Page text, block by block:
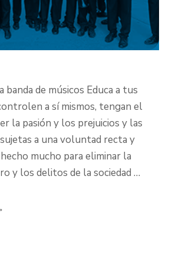
banda de músicos Educa a tus
a sí mismos, tengan el
la pasión y los prejuicios y las
a una voluntad recta y
mucho para eliminar la
y los delitos de la sociedad …